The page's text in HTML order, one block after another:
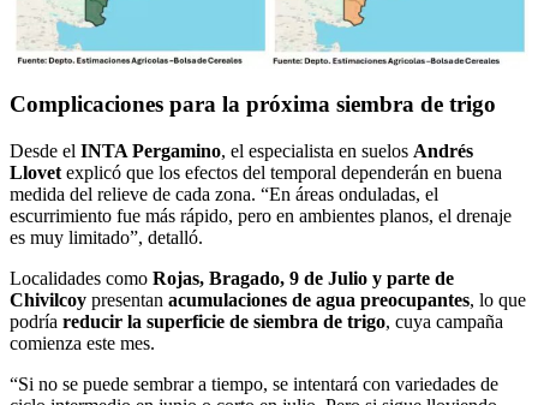
Complicaciones para la próxima siembra de trigo
Desde el INTA Pergamino, el especialista en suelos Andrés
Llovet explicó que los efectos del temporal dependerán en buena
medida del relieve de cada zona. “En áreas onduladas, el
escurrimiento fue más rápido, pero en ambientes planos, el drenaje
es muy limitado”, detalló.
Localidades como Rojas, Bragado, 9 de Julio y parte de
Chivilcoy presentan acumulaciones de agua preocupantes, lo que
podría reducir la superficie de siembra de trigo, cuya campaña
comienza este mes.
“Si no se puede sembrar a tiempo, se intentará con variedades de